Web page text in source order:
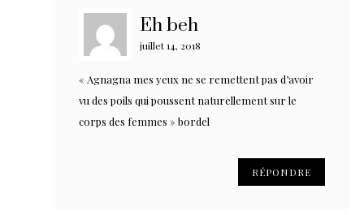
Eh beh
juillet 14, 2018
« Agnagna mes yeux ne se remettent pas d’avoir
vu des poils qui poussent naturellement sur le
corps des femmes » bordel
RÉPONDRE